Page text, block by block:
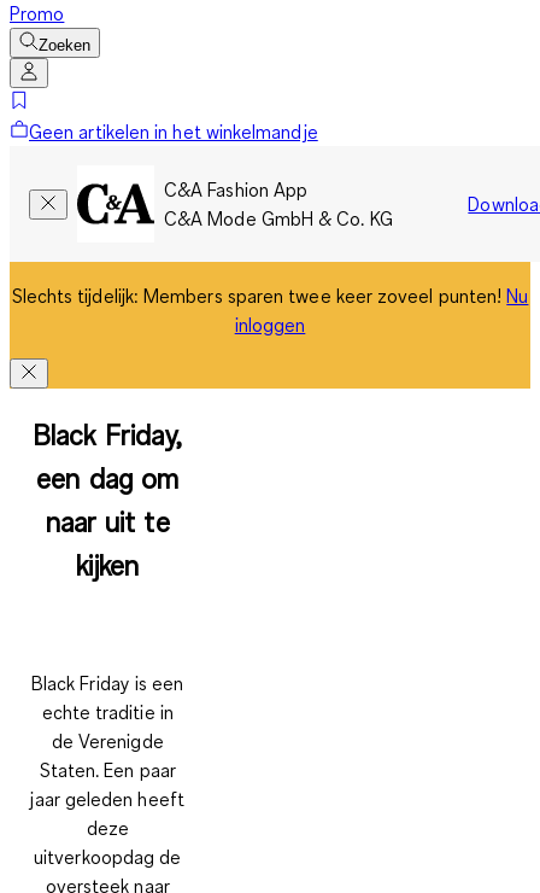
Promo
Zoeken
Geen artikelen in het winkelmandje
C&A Fashion App
C&A Mode GmbH & Co. KG
Slechts tijdelijk: Members sparen twee keer zoveel punten!Nu
inloggen
Black Friday,
een dag om
naar uit te
kijken
Black Friday is een
echte traditie in
de Verenigde
Staten. Een paar
jaar geleden heeft
deze
uitverkoopdag de
oversteek naar